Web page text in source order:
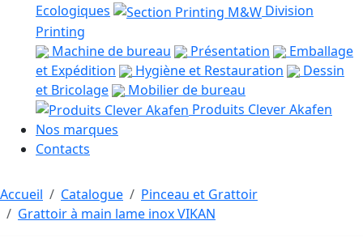
Ecologiques
Division
Printing
Machine de bureau
Présentation
Emballage
et Expédition
Hygiène et Restauration
Dessin
et Bricolage
Mobilier de bureau
Produits Clever Akafen
Nos marques
Contacts
Accueil Catalogue
Pinceau et Grattoir
Grattoir à main lame inox VIKAN